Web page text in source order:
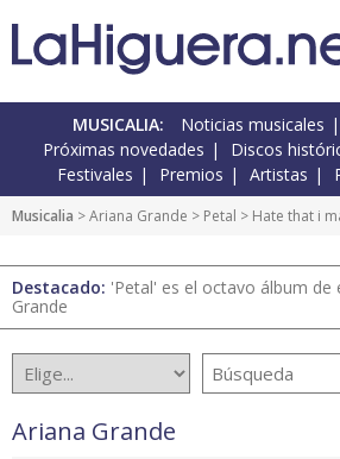
MUSICALIA: Noticias musicales
Próximas novedades
Discos
Festivales
Premios Artistas
Musicalia >Ariana Grande > Petal > Hate that i
Destacado: 'Petal' es el octavo álbum de
Grande
Ariana Grande